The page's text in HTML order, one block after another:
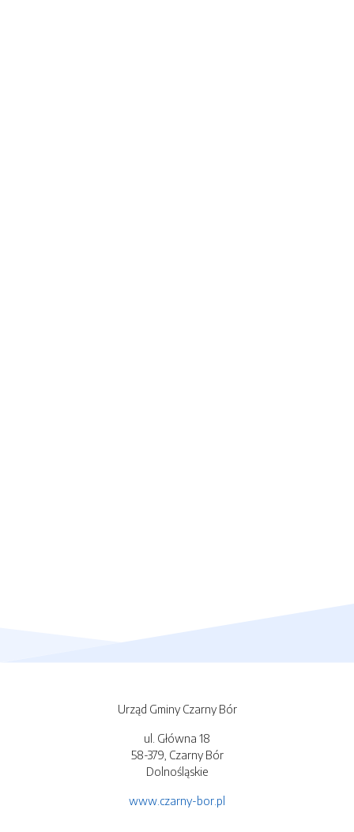
Urząd Gminy Czarny Bór
ul. Główna 18
58-379, Czarny Bór
Dolnośląskie
www.czarny-bor.pl